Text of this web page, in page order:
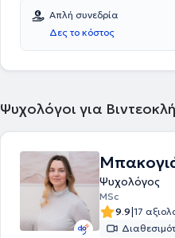
εγκυμοσύνη, κατάθλιψη,
ψυχικής ανθεκτικότητας &
Απλή συνεδρία
Δες το κόστος
Ψυχολόγοι για
Ψυχολόγος
MSc
9.9|17